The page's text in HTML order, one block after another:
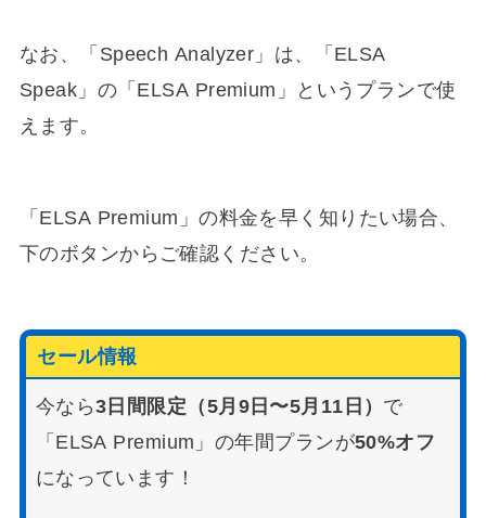
なお、「Speech Analyzer」は、「ELSA
Speak」の「ELSA Premium」というプランで使
えます。
「ELSA Premium」の料金を早く知りたい場合、
下のボタンからご確認ください。
セール情報
今なら3日間限定（5月9日〜5月11日） で
「ELSA Premium」の年間プランが50%オフ
になっています！